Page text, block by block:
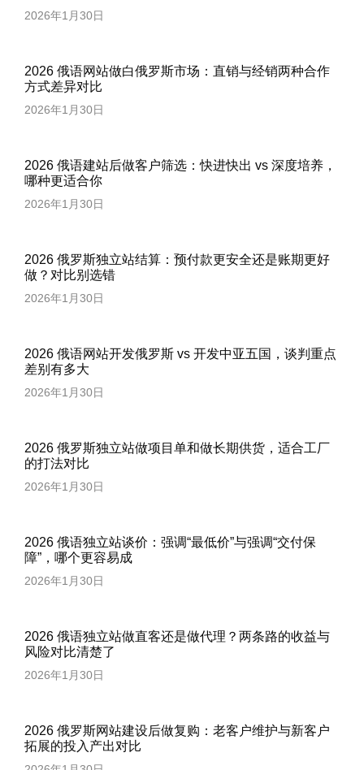
2026年1月30日
2026 俄语网站做白俄罗斯市场：直销与经销两种合作
方式差异对比
2026年1月30日
2026 俄语建站后做客户筛选：快进快出 vs 深度培养，
哪种更适合你
2026年1月30日
2026 俄罗斯独立站结算：预付款更安全还是账期更好
做？对比别选错
2026年1月30日
2026 俄语网站开发俄罗斯 vs 开发中亚五国，谈判重点
差别有多大
2026年1月30日
2026 俄罗斯独立站做项目单和做长期供货，适合工厂
的打法对比
2026年1月30日
2026 俄语独立站谈价：强调“最低价”与强调“交付保
障”，哪个更容易成
2026年1月30日
2026 俄语独立站做直客还是做代理？两条路的收益与
风险对比清楚了
2026年1月30日
2026 俄罗斯网站建设后做复购：老客户维护与新客户
拓展的投入产出对比